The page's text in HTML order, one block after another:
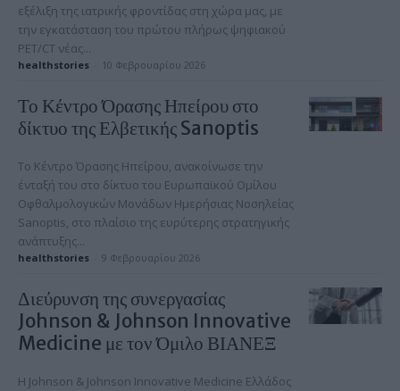
εξέλιξη της ιατρικής φροντίδας στη χώρα μας, με
την εγκατάσταση του πρώτου πλήρως ψηφιακού
PET/CT νέας...
healthstories 10 Φεβρουαρίου 2026
Το Κέντρο Όρασης Ηπείρου στο
δίκτυο της Ελβετικής Sanoptis
Το Κέντρο Όρασης Ηπείρου, ανακοίνωσε την
ένταξή του στο δίκτυο του Ευρωπαϊκού Ομίλου
Οφθαλμολογικών Μονάδων Ημερήσιας Νοσηλείας
Sanoptis, στο πλαίσιο της ευρύτερης στρατηγικής
ανάπτυξης...
healthstories 9 Φεβρουαρίου 2026
Διεύρυνση της συνεργασίας
Johnson & Johnson Innovative
Medicine με τον Όμιλο ΒΙΑΝΕΞ
Η Johnson & Johnson Innovative Medicine Ελλάδος